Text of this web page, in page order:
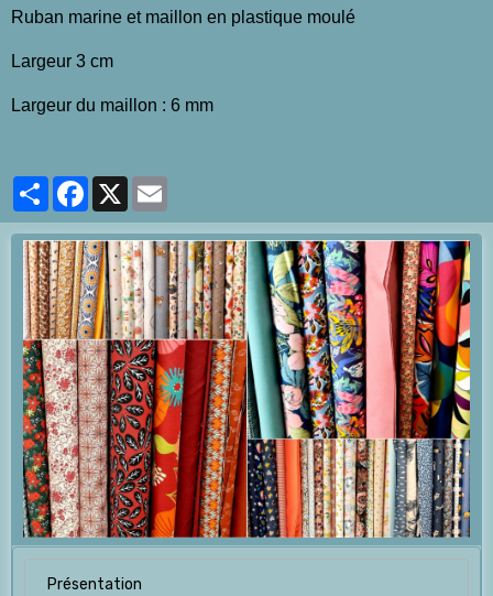
Ruban marine et maillon en plastique moulé
Largeur 3 cm
Largeur du maillon : 6 mm
PartagerFacebook
Présentation